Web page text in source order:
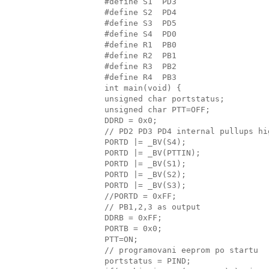
#define S2  PD4
#define S3  PD5
#define S4  PD0
#define R1  PB0
#define R2  PB1
#define R3  PB2
#define R4  PB3
int main(void) {
unsigned char portstatus;
unsigned char PTT=OFF;
DDRD = 0x0;
// PD2 PD3 PD4 internal pullups
PORTD |= _BV(S4);
PORTD |= _BV(PTTIN);
PORTD |= _BV(S1);
PORTD |= _BV(S2);
PORTD |= _BV(S3);
//PORTD = 0xFF;
// PB1,2,3 as output
DDRB = 0xFF;
PORTB = 0x0;
PTT=ON;
// programovani eeprom po startu
portstatus = PIND;